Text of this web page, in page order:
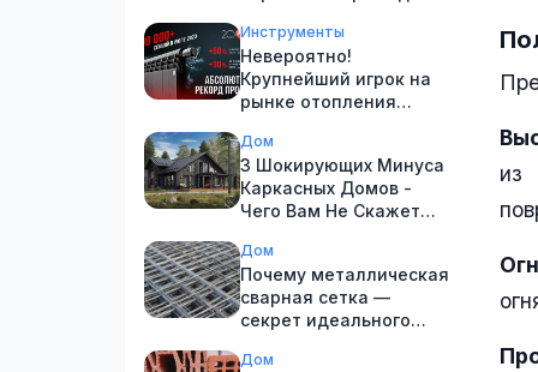
Инструменты
Невероятно!
Крупнейший игрок на
рынке отопления
Дом
3 Шокирующих Минуса
Каркасных Домов -
Чего Вам Не Скажет
Дом
Почему металлическая
сварная сетка —
секрет идеального
Дом
из